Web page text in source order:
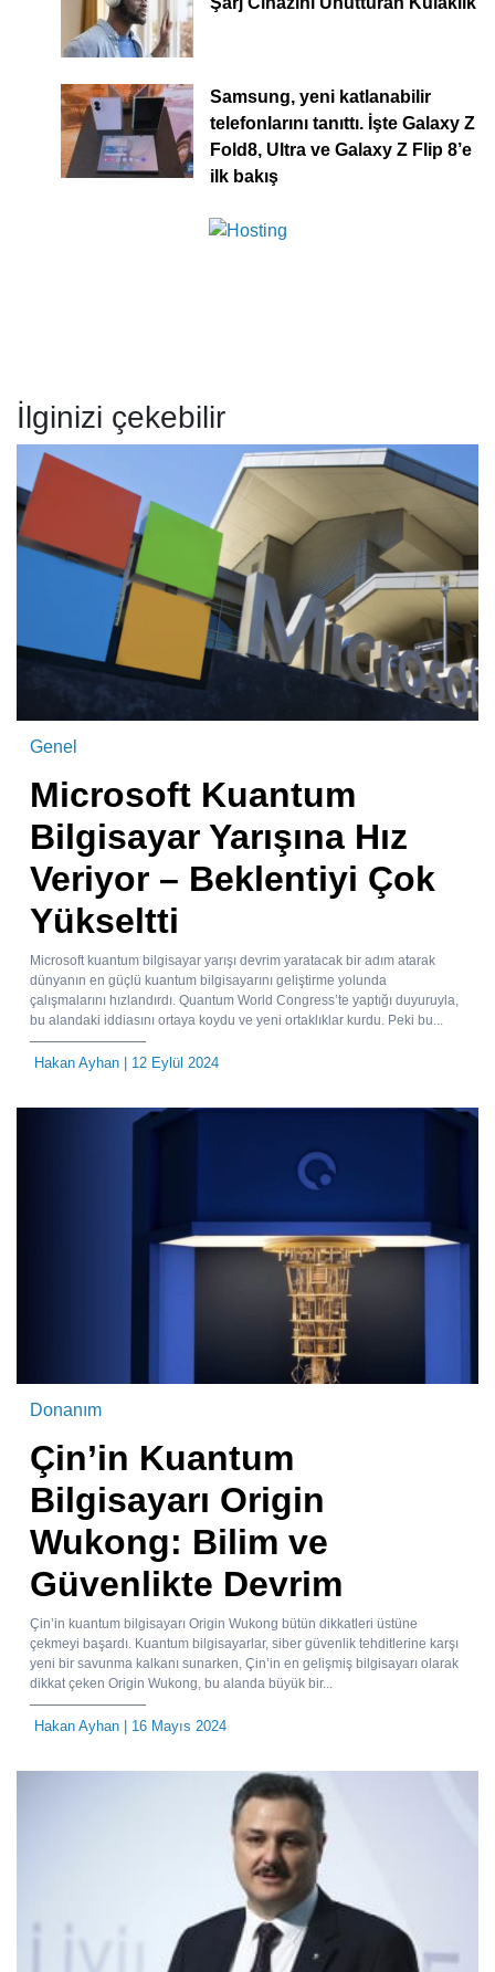
Samsung, yeni katlanabilir
telefonlarını tanıttı. İşte Galaxy Z
Fold8, Ultra ve Galaxy Z Flip 8’e
ilk bakış
İlginizi çekebilir
Genel
Microsoft Kuantum
Bilgisayar Yarışına Hız
Veriyor – Beklentiyi Çok
Yükseltti
Microsoft kuantum bilgisayar yarışı devrim yaratacak bir adım atarak
dünyanın en güçlü kuantum bilgisayarını geliştirme yolunda
çalışmalarını hızlandırdı. Quantum World Congress’te yaptığı duyuruyla,
bu alandaki iddiasını ortaya koydu ve yeni ortaklıklar kurdu. Peki bu...
Hakan Ayhan | 12 Eylül 2024
Donanım
Çin’in Kuantum
Bilgisayarı Origin
Wukong: Bilim ve
Güvenlikte Devrim
Çin’in kuantum bilgisayarı Origin Wukong bütün dikkatleri üstüne
çekmeyi başardı. Kuantum bilgisayarlar, siber güvenlik tehditlerine karşı
yeni bir savunma kalkanı sunarken, Çin’in en gelişmiş bilgisayarı olarak
dikkat çeken Origin Wukong, bu alanda büyük bir...
Hakan Ayhan | 16 Mayıs 2024